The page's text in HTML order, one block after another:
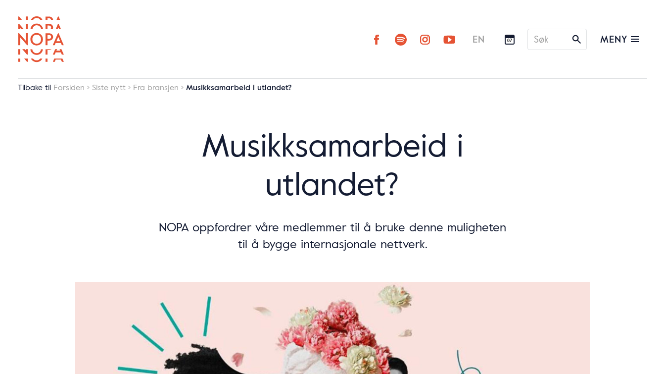
EN 07
Søk
etter
MENY
Tilbake til Forsiden Siste nytt Fra bransjen Musikksamarbeid i utlandet?
Musikksamarbeid i
utlandet?
NOPA oppfordrer våre medlemmer til å bruke denne muligheten
til å bygge internasjonale nettverk.